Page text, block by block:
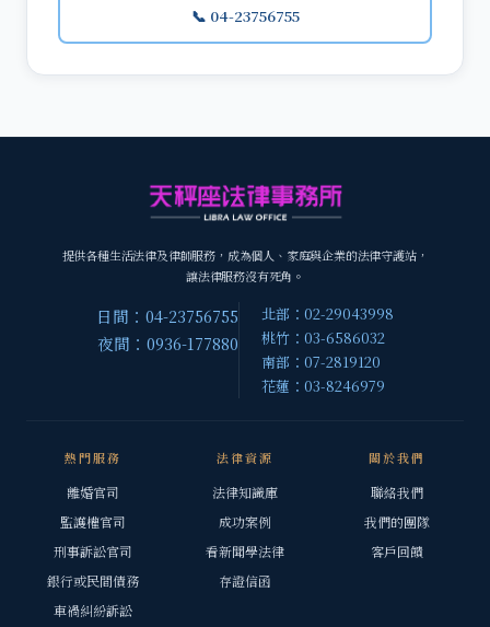
📞 04-23756755
提供各種生活法律及律師服務，成為個人、家庭與企業的法律守護站，
讓法律服務沒有死角。
日間：04-23756755
夜間：0936-177880
北部：02-29043998
桃竹：03-6586032
南部：07-2819120
花蓮：03-8246979
熱門服務
離婚官司
監護權官司
刑事訴訟官司
銀行或民間債務
車禍糾紛訴訟
法律資源
法律知識庫
成功案例
看新聞學法律
存證信函
關於我們
聯絡我們
我們的團隊
客戶回饋